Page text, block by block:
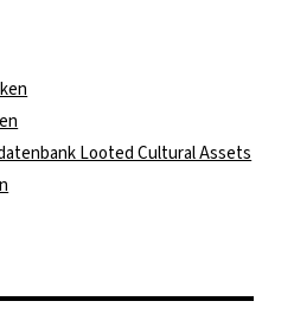
Looted Cultural Assets